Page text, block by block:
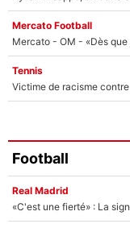
Mercato Football
Tennis
Football
Real Madrid